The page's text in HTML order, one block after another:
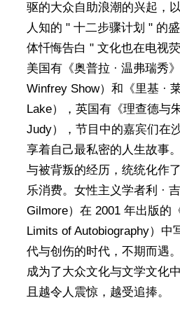
驱的大众自助浪潮的兴起，
人知的 " 十二步骤计划 " 的
体忏悔告白 " 文化也在电视
美国有《奥普拉 · 温弗瑞秀
Winfrey Show）和《里基 ·
Lake），英国有《理查德与
Judy），节目中的嘉宾们在
享着自己最私密的人生故事
与被背叛的经历，统统化作
乐消费。女性主义学者利 ·
Gilmore）在 2001 年出版的
Limits of Autobiography）中
代与创伤的时代，不期而遇
成为了大众文化与文学文
且越令人震惊，越受追捧。